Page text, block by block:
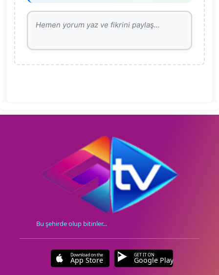
Bu şehirde olup bitinler...
Download on the
App Store
GET IT ON
Google Play